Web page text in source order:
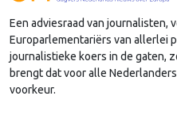
Een adviesraad van journalisten,
Europarlementariërs van allerlei
journalistieke koers in de gaten,
brengt dat voor alle
voorkeur.